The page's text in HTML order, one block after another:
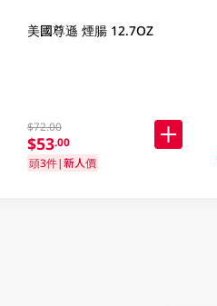
美國尊遜 煙腸 12.7OZ
$72.00
$53.00
頭3件|新人價